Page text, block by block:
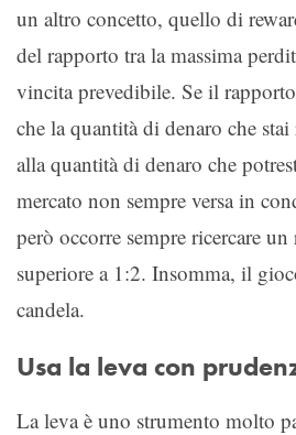
un altro concetto, quello di
del rapporto tra la massima
vincita prevedibile. Se il
che la quantità di denaro che
alla quantità di denaro che
mercato non sempre versa in
però occorre sempre ricercare
superiore a 1:2. Insomma, il
candela.
Usa la leva con
La leva è uno strumento molto